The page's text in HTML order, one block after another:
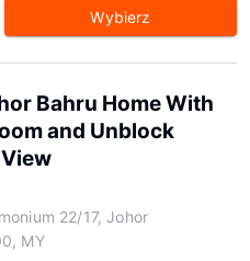
Wybierz
Bahru Home With
and Unblock
22/17, Johor
MY